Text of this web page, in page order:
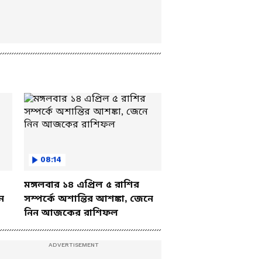
08:14
মঙ্গলবার ১৪ এপ্রিল ৫ রাশির
সম্পর্কে অশান্তির আশঙ্কা, জেনে
নিন আজকের রাশিফল